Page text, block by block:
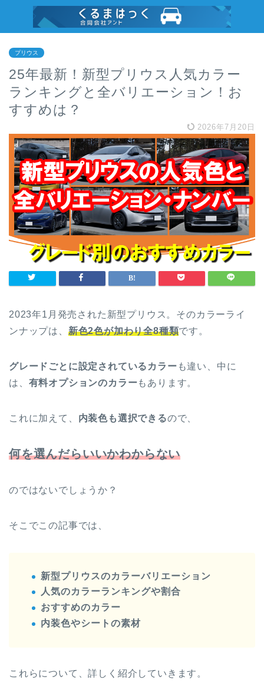
プリウス
25年最新！新型プリウス人気カラー
ランキングと全バリエーション！お
すすめは？
2026年7月20日
2023年1月発売された新型プリウス。そのカラーライ
ンナップは、 新色2色が加わり全8種類です。
グレードごとに設定されているカラー も違い、中に
は、 有料オプションのカラーもあります。
これに加えて、 内装色も選択できるので、
何を選んだらいいかわからない
のではないでしょうか？
そこでこの記事では、
新型プリウスのカラーバリエーション
人気のカラーランキングや割合
おすすめのカラー
内装色やシートの素材
これらについて、詳しく紹介していきます。